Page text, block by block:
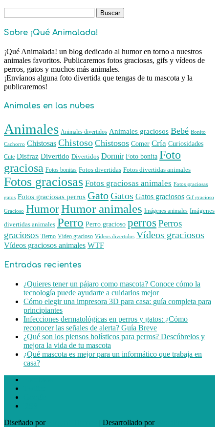
Sobre ¡Qué Animalada!
¡Qué Animalada! un blog dedicado al humor en torno a nuestros
animales favoritos. Publicaremos fotos graciosas, gifs y vídeos de
perros, gatos y muchos más animales.
¡Envíanos alguna foto divertida que tengas de tu mascota y la
publicaremos!
Animales en las nubes
Animales Animales divertidos Animales graciosos Bebé Bonito
Cachorro Chistosas Chistoso Chistosos Comer Cría Curiosidades
Cute Disfraz Divertido Divertidos Dormir Foto bonita Foto
graciosa Fotos bonitas Fotos divertidas Fotos divertidas animales
Fotos graciosas Fotos graciosas animales Fotos graciosas
gatos Fotos graciosas perros GatoGatos Gatos graciosos Gif gracioso
Gracioso HumorHumor animales Imágenes animales Imágenes
divertidas animales Perro Perro gracioso perros Perros
graciosos Tierno Vídeo gracioso Vídeos divertidos Vídeos graciosos
Vídeos graciosos animales WTF
Entradas recientes
¿Quieres tener un pájaro como mascota? Conoce cómo la
tecnología puede ayudarte a cuidarlos mejor
Cómo elegir una impresora 3D para casa: guía completa para
principiantes
Infecciones dermatológicas en perros y gatos: ¿Cómo
reconocer las señales de alerta? Guía Breve
¿Qué son los piensos holísticos para perros? Descúbrelos y
mejora la vida de tu mascota
¿Qué mascota es mejor para un informático que trabaja en
casa?
Diseñado por
| Desarrollado por